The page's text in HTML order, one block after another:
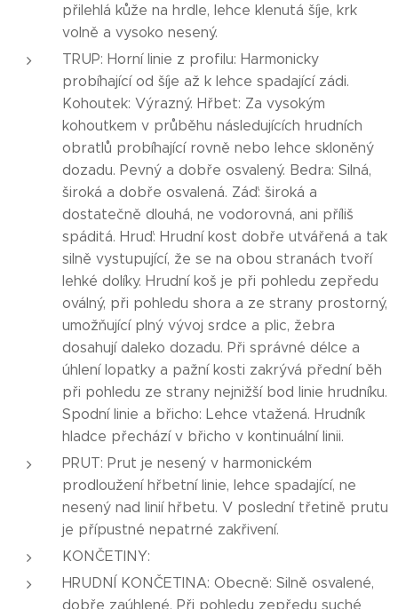
přilehlá kůže na hrdle, lehce klenutá šíje, krk
volně a vysoko nesený.
TRUP: Horní linie z profilu: Harmonicky
probíhající od šíje až k lehce spadající zádi.
Kohoutek: Výrazný. Hřbet: Za vysokým
kohoutkem v průběhu následujících hrudních
obratlů probíhající rovně nebo lehce skloněný
dozadu. Pevný a dobře osvalený. Bedra: Silná,
široká a dobře osvalená. Záď: široká a
dostatečně dlouhá, ne vodorovná, ani příliš
spáditá. Hruď: Hrudní kost dobře utvářená a tak
silně vystupující, že se na obou stranách tvoří
lehké dolíky. Hrudní koš je při pohledu zepředu
oválný, při pohledu shora a ze strany prostorný,
umožňující plný vývoj srdce a plic, žebra
dosahují daleko dozadu. Při správné délce a
úhlení lopatky a pažní kosti zakrývá přední běh
při pohledu ze strany nejnižší bod linie hrudníku.
Spodní linie a břicho: Lehce vtažená. Hrudník
hladce přechází v břicho v kontinuální linii.
PRUT: Prut je nesený v harmonickém
prodloužení hřbetní linie, lehce spadající, ne
nesený nad linií hřbetu. V poslední třetině prutu
je přípustné nepatrné zakřivení.
KONČETINY:
HRUDNÍ KONČETINA: Obecně: Silně osvalené,
dobře zaúhlené. Při pohledu zepředu suché